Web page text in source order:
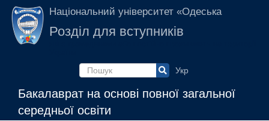
Перейти до основного вмісту
Національний університет «Одеська
політехніка»
Розділ для вступників
Пошукова форма
Бакалаврат на основі повної загальної
середньої освіти